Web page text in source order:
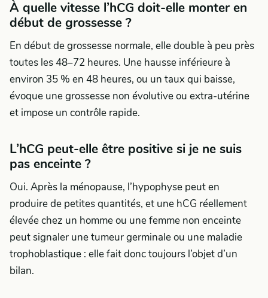
À quelle vitesse l’hCG doit-elle monter en
début de grossesse ?
En début de grossesse normale, elle double à peu près
toutes les 48–72 heures. Une hausse inférieure à
environ 35 % en 48 heures, ou un taux qui baisse,
évoque une grossesse non évolutive ou extra-utérine
et impose un contrôle rapide.
L’hCG peut-elle être positive si je ne suis
pas enceinte ?
Oui. Après la ménopause, l’hypophyse peut en
produire de petites quantités, et une hCG réellement
élevée chez un homme ou une femme non enceinte
peut signaler une tumeur germinale ou une maladie
trophoblastique : elle fait donc toujours l’objet d’un
bilan.